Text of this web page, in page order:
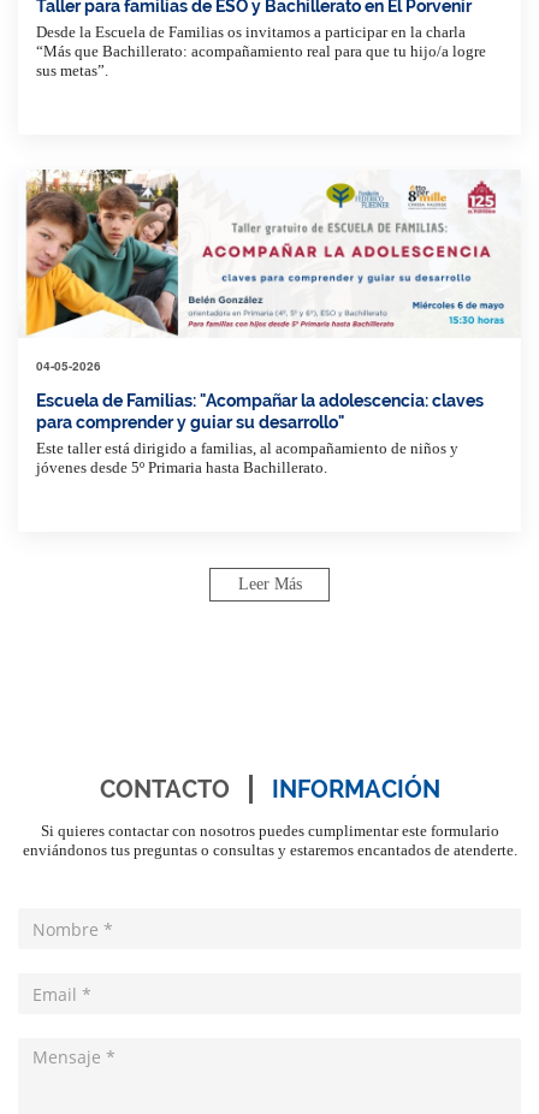
Taller para familias de ESO y Bachillerato en El Porvenir
Desde la Escuela de Familias os invitamos a participar en la charla
“Más que Bachillerato: acompañamiento real para que tu hijo/a logre
sus metas”.
04-05-2026
Escuela de Familias: "Acompañar la adolescencia: claves
para comprender y guiar su desarrollo"
Este taller está dirigido a familias, al acompañamiento de niños y
jóvenes desde 5º Primaria hasta Bachillerato.
Leer Más
CONTACTO INFORMACIÓN
Si quieres contactar con nosotros puedes cumplimentar este formulario
enviándonos tus preguntas o consultas y estaremos encantados de atenderte.